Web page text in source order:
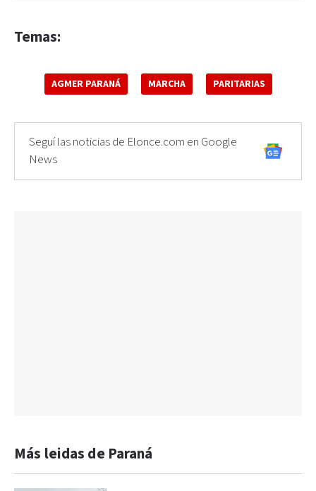
Temas:
AGMER PARANÁ MARCHA PARITARIAS
Seguí las noticias de Elonce.com en Google
News
Más leidas de Paraná